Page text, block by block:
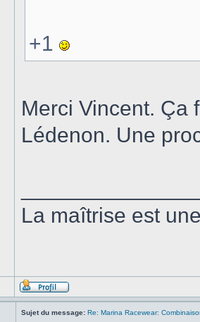
+1
Merci Vincent. Ça
Lédenon. Une
La maîtrise est
Sujet du message: Re: Marina Racewear: